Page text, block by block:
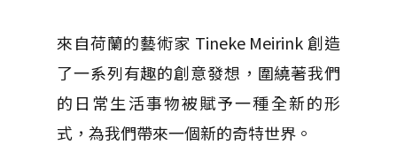
來自荷蘭的藝術家 Tineke Meirink 創造
了一系列有趣的創意發想，圍繞著我們
的日常生活事物被賦予一種全新的形
式，為我們帶來一個新的奇特世界。